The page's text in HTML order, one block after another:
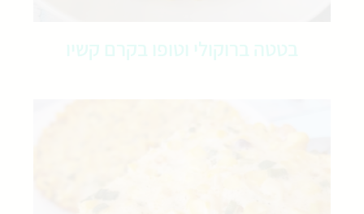
בטטה ברוקולי וטופו בקרם קשיו